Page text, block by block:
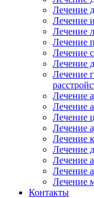
Лечение
Лечение
Лечение
Лечение
Лечение
Лечение
Лечение
Лечение
Лечение
Лечение
Лечение
Лечение
Лечение
Лечение
Лечение
Лечение
Контакты